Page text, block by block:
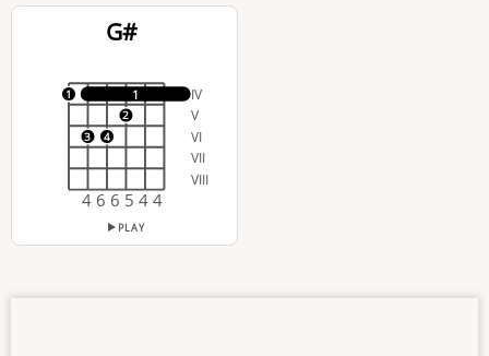
G#
IV
V
VI
VII
VIII
1
1
3 4
2
4 6 6 5 4 4
PLAY